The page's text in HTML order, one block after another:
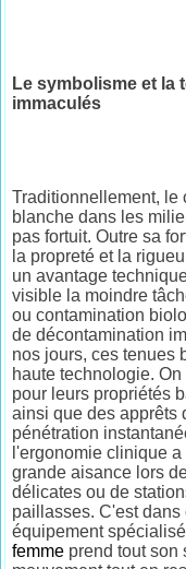
Le symbolisme et la
immaculés
Traditionnellement, le
blanche dans les
pas fortuit. Outre sa
la propreté et la
un avantage
visible la moindre
ou contamination
de décontamination
nos jours, ces tenues
haute technologie.
pour leurs propriétés
ainsi que des apprêts
pénétration
l'ergonomie clinique
grande aisance lors
délicates ou de
paillasses. C'est
équipement
femme prend tout son